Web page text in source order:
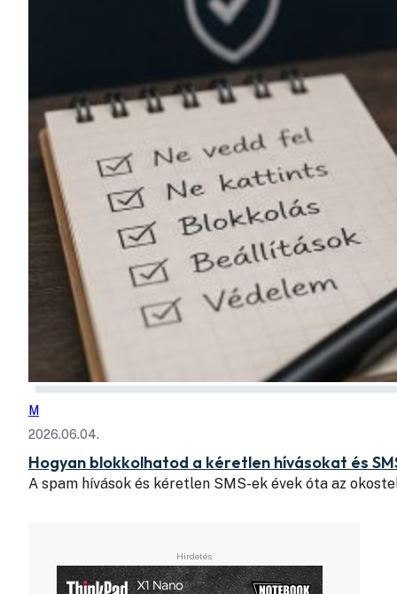
M
2026.06.04.
Hogyan blokkolhatod a kéretlen hívásokat és
A spam hívások és kéretlen SMS-ek évek óta az